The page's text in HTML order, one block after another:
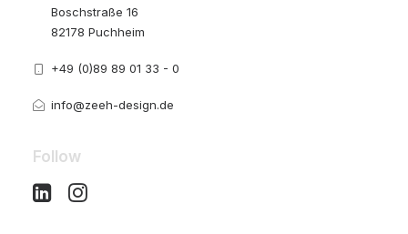
Boschstraße 16
82178 Puchheim
+49 (0)89 89 01 33 - 0
info@zeeh-design.de
Follow